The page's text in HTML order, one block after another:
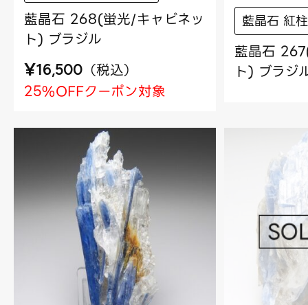
藍晶石 268(蛍光/キャビネッ
ト) ブラジル
¥16,500 （税込）
25%OFFクーポン対象
藍晶石 紅
藍晶石
ト) ブラジ